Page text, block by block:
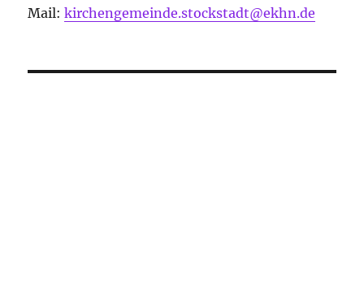
Mail:kirchengemeinde.stockstadt@ekhn.de